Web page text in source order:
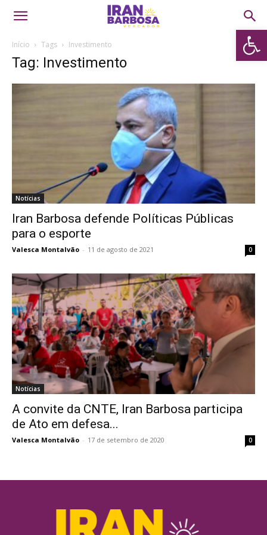
Abrir
Início Tags Investimento
Tag: Investimento
Notícias
Iran Barbosa defende Políticas Públicas
para o esporte
Valesca Montalvão - 11 de agosto de 2021 0
Notícias
A convite da CNTE, Iran Barbosa participa
de Ato em defesa...
Valesca Montalvão - 17 de setembro de 2020 0